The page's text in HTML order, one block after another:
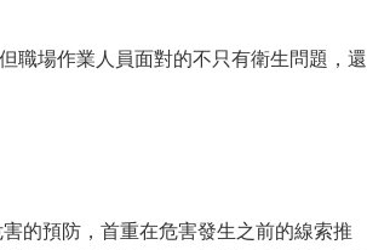
職場作業人員面對的不只有衛生問題，還
的預防，首重在危害發生之前的線索推